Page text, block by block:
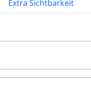
Extra Sichtbarkeit